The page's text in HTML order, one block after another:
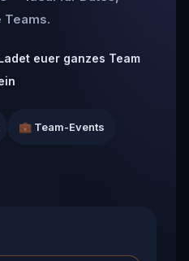
Teams.
euer ganzes Team
💼 Team-Events